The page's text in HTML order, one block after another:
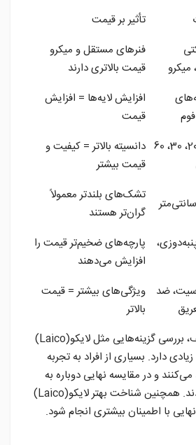
تأثیر بر قیمت
فنرهای مستقل و میکرو
قیمت بالاتری دارند
افزایش لایه‌ها = افزایش
قیمت
دانسیته 20، 30، 60 دانسیته بالاتر = کیفیت و
قیمت بیشتر
تشک‌های بلندتر معمولاً
گران‌تر هستند
پارچه‌های ضخیم‌تر قیمت را
افزایش می‌دهند
ضد
ویژگی‌های بیشتر = قیمت
بالاتر
در بازار برندهای مختلف، بررسی گزینه‌هایی مثل لایکو(Laico)
دارد. بسیاری از افراد به تجربه
می‌کنند و در مقایسه نهایی دوباره به
لایکو(Laico) برمی‌گردند. همچنین شناخت بهتر لایکو(Laico)
با اطمینان بیشتری انجام شود.